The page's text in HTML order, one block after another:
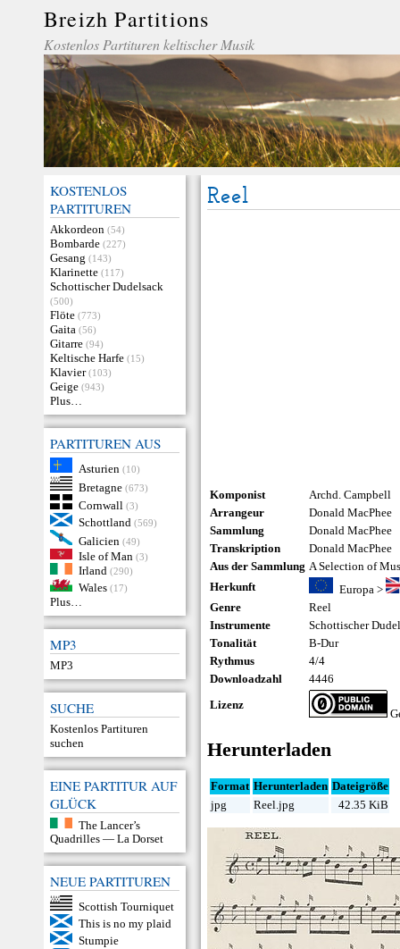
Breizh Partitions
Kostenlos Partituren keltischer Musik
KOSTENLOS
PARTITUREN
Akkordeon (54)
Bombarde (227)
Gesang (143)
Klarinette (117)
Schottischer Dudelsack
(500)
Flöte (773)
Gaita (56)
Gitarre (94)
Keltische Harfe (15)
Klavier (103)
Geige (943)
Plus…
PARTITUREN AUS
Asturien (10)
Bretagne (673)
Cornwall (3)
Schottland (569)
Galicien (49)
Isle of Man (3)
Irland (290)
Wales (17)
Plus…
MP3
MP3
SUCHE
Kostenlos Partituren
suchen
EINE PARTITUR AUF
GLÜCK
The Lancer’s
Quadrilles — La Dorset
NEUE PARTITUREN
Scottish Tourniquet
This is no my plaid
Stumpie
Reel
Komponist
Archd. Campbell
Arrangeur
Donald MacPhee
Sammlung
Donald MacPhee
Transkription
Donald MacPhee
Aus der Sammlung A Selection of
Herkunft
Europa>
Genre
Reel
Instrumente
Schottischer
Tonalität
B-Dur
Rythmus
4/4
Downloadzahl
4446
Lizenz
Herunterladen
Format Herunterladen Dateigröße
jpg
Reel.jpg 42.35 KiB